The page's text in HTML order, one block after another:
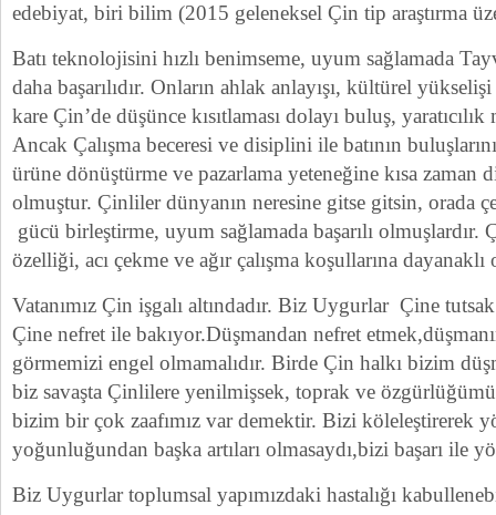
edebiyat, biri bilim (2015 geleneksel Çin tip araştırma
Batı teknolojisini hızlı benimseme, uyum sağlamada
daha başarılıdır. Onların ahlak anlayışı, kültürel
kare Çin’de düşünce kısıtlaması dolayı buluş,
Ancak Çalışma beceresi ve disiplini ile batının
ürüne dönüştürme ve pazarlama yeteneğine kısa zaman
olmuştur. Çinliler dünyanın neresine gitse gitsin, orada
gücü birleştirme, uyum sağlamada başarılı olmuşlardır.
özelliği, acı çekme ve ağır çalışma koşullarına dayanaklı
Vatanımız Çin işgalı altındadır. Biz Uygurlar Çine
Çine nefret ile bakıyor.Düşmandan nefret
görmemizi engel olmamalıdır. Birde Çin halkı bizim
biz savaşta Çinlilere yenilmişsek, toprak ve
bizim bir çok zaafımız var demektir. Bizi köleleştirerek
yoğunluğundan başka artıları olmasaydı,bizi başarı ile
Biz Uygurlar toplumsal yapımızdaki hastalığı